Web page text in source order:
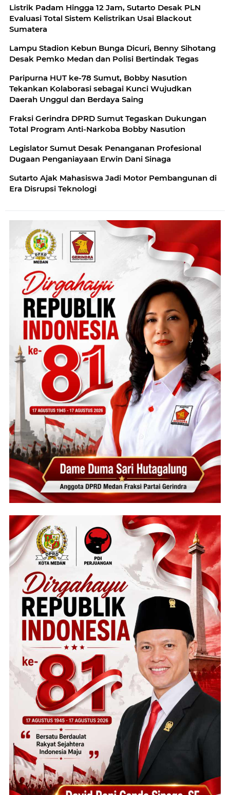
Listrik Padam Hingga 12 Jam, Sutarto Desak PLN
Evaluasi Total Sistem Kelistrikan Usai Blackout
Sumatera
Lampu Stadion Kebun Bunga Dicuri, Benny Sihotang
Desak Pemko Medan dan Polisi Bertindak Tegas
Paripurna HUT ke-78 Sumut, Bobby Nasution
Tekankan Kolaborasi sebagai Kunci Wujudkan
Daerah Unggul dan Berdaya Saing
Fraksi Gerindra DPRD Sumut Tegaskan Dukungan
Total Program Anti-Narkoba Bobby Nasution
Legislator Sumut Desak Penanganan Profesional
Dugaan Penganiayaan Erwin Dani Sinaga
Sutarto Ajak Mahasiswa Jadi Motor Pembangunan di
Era Disrupsi Teknologi